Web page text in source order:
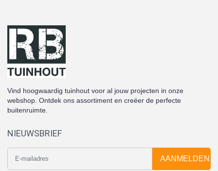
Vind hoogwaardig tuinhout voor al jouw projecten in onze
webshop. Ontdek ons assortiment en creëer de perfecte
buitenruimte.
NIEUWSBRIEF
AANMELDEN